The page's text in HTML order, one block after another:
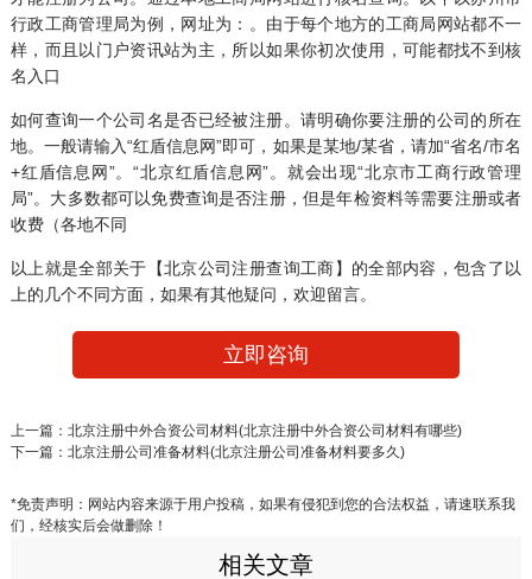
行政工商管理局为例，网址为：。由于每个地方的工商局网站都不一
样，而且以门户资讯站为主，所以如果你初次使用，可能都找不到核
名入口
如何查询一个公司名是否已经被注册。请明确你要注册的公司的所在
地。一般请输入“红盾信息网”即可，如果是某地/某省，请加“省名/市名
+红盾信息网”。“北京红盾信息网”。就会出现“北京市工商行政管理
局”。大多数都可以免费查询是否注册，但是年检资料等需要注册或者
收费（各地不同
以上就是全部关于【北京公司注册查询工商】的全部内容，包含了以
上的几个不同方面，如果有其他疑问，欢迎留言。
立即咨询
上一篇： 北京注册中外合资公司材料(北京注册中外合资公司材料有哪些)
下一篇： 北京注册公司准备材料(北京注册公司准备材料要多久)
*免责声明：网站内容来源于用户投稿，如果有侵犯到您的合法权益，请速联系我
们，经核实后会做删除！
相关文章